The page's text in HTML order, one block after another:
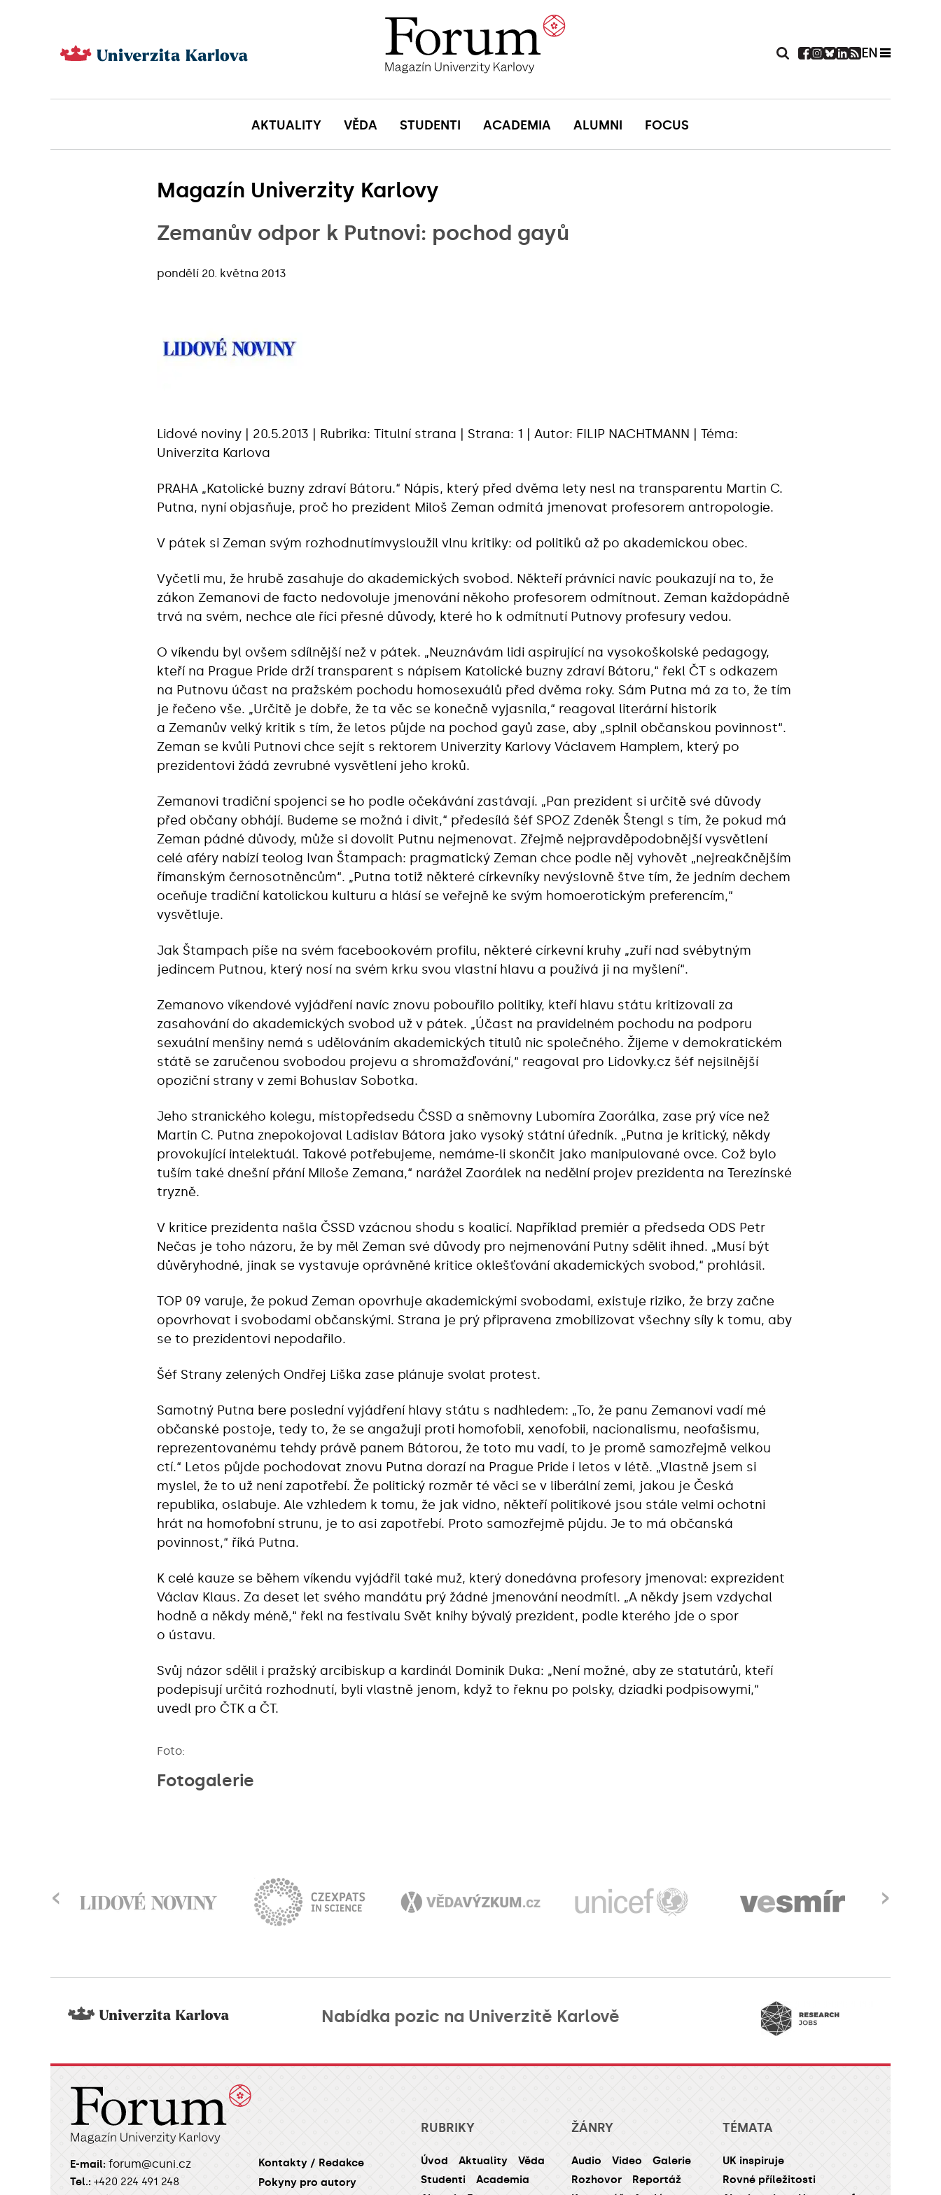
EN
AKTUALITY VĚDA STUDENTI ACADEMIA ALUMNI FOCUS
Magazín Univerzity Karlovy
Zemanův odpor k Putnovi: pochod gayů
pondělí 20. května 2013
Lidové noviny | 20.5.2013 | Rubrika: Titulní strana | Strana: 1 | Autor: FILIP NACHTMANN | Téma:
Univerzita Karlova
PRAHA „Katolické buzny zdraví Bátoru.“ Nápis, který před dvěma lety nesl na transparentu Martin C.
Putna, nyní objasňuje, proč ho prezident Miloš Zeman odmítá jmenovat profesorem antropologie.
V pátek si Zeman svým rozhodnutímvysloužil vlnu kritiky: od politiků až po akademickou obec.
Vyčetli mu, že hrubě zasahuje do akademických svobod. Někteří právníci navíc poukazují na to, že
zákon Zemanovi de facto nedovoluje jmenování někoho profesorem odmítnout. Zeman každopádně
trvá na svém, nechce ale říci přesné důvody, které ho k odmítnutí Putnovy profesury vedou.
O víkendu byl ovšem sdílnější než v pátek. „Neuznávám lidi aspirující na vysokoškolské pedagogy,
kteří na Prague Pride drží transparent s nápisem Katolické buzny zdraví Bátoru,“ řekl ČT s odkazem
na Putnovu účast na pražském pochodu homosexuálů před dvěma roky. Sám Putna má za to, že tím
je řečeno vše. „Určitě je dobře, že ta věc se konečně vyjasnila,“ reagoval literární historik
a Zemanův velký kritik s tím, že letos půjde na pochod gayů zase, aby „splnil občanskou povinnost“.
Zeman se kvůli Putnovi chce sejít s rektorem Univerzity Karlovy Václavem Hamplem, který po
prezidentovi žádá zevrubné vysvětlení jeho kroků.
Zemanovi tradiční spojenci se ho podle očekávání zastávají. „Pan prezident si určitě své důvody
před občany obhájí. Budeme se možná i divit,“ předesílá šéf SPOZ Zdeněk Štengl s tím, že pokud má
Zeman pádné důvody, může si dovolit Putnu nejmenovat. Zřejmě nejpravděpodobnější vysvětlení
celé aféry nabízí teolog Ivan Štampach: pragmatický Zeman chce podle něj vyhovět „nejreakčnějším
římanským černosotněncům“. „Putna totiž některé církevníky nevýslovně štve tím, že jedním dechem
oceňuje tradiční katolickou kulturu a hlásí se veřejně ke svým homoerotickým preferencím,“
vysvětluje.
Jak Štampach píše na svém facebookovém profilu, některé církevní kruhy „zuří nad svébytným
jedincem Putnou, který nosí na svém krku svou vlastní hlavu a používá ji na myšlení“.
Zemanovo víkendové vyjádření navíc znovu pobouřilo politiky, kteří hlavu státu kritizovali za
zasahování do akademických svobod už v pátek. „Účast na pravidelném pochodu na podporu
sexuální menšiny nemá s udělováním akademických titulů nic společného. Žijeme v demokratickém
státě se zaručenou svobodou projevu a shromažďování,“ reagoval pro Lidovky.cz šéf nejsilnější
opoziční strany v zemi Bohuslav Sobotka.
Jeho stranického kolegu, místopředsedu ČSSD a sněmovny Lubomíra Zaorálka, zase prý více než
Martin C. Putna znepokojoval Ladislav Bátora jako vysoký státní úředník. „Putna je kritický, někdy
provokující intelektuál. Takové potřebujeme, nemáme-li skončit jako manipulované ovce. Což bylo
tuším také dnešní přání Miloše Zemana,“ narážel Zaorálek na nedělní projev prezidenta na Terezínské
tryzně.
V kritice prezidenta našla ČSSD vzácnou shodu s koalicí. Například premiér a předseda ODS Petr
Nečas je toho názoru, že by měl Zeman své důvody pro nejmenování Putny sdělit ihned. „Musí být
důvěryhodné, jinak se vystavuje oprávněné kritice oklešťování akademických svobod,“ prohlásil.
TOP 09 varuje, že pokud Zeman opovrhuje akademickými svobodami, existuje riziko, že brzy začne
opovrhovat i svobodami občanskými. Strana je prý připravena zmobilizovat všechny síly k tomu, aby
se to prezidentovi nepodařilo.
Šéf Strany zelených Ondřej Liška zase plánuje svolat protest.
Samotný Putna bere poslední vyjádření hlavy státu s nadhledem: „To, že panu Zemanovi vadí mé
občanské postoje, tedy to, že se angažuji proti homofobii, xenofobii, nacionalismu, neofašismu,
reprezentovanému tehdy právě panem Bátorou, že toto mu vadí, to je promě samozřejmě velkou
ctí.“ Letos půjde pochodovat znovu Putna dorazí na Prague Pride i letos v létě. „Vlastně jsem si
myslel, že to už není zapotřebí. Že politický rozměr té věci se v liberální zemi, jakou je Česká
republika, oslabuje. Ale vzhledem k tomu, že jak vidno, někteří politikové jsou stále velmi ochotni
hrát na homofobní strunu, je to asi zapotřebí. Proto samozřejmě půjdu. Je to má občanská
povinnost,“ říká Putna.
K celé kauze se během víkendu vyjádřil také muž, který donedávna profesory jmenoval: exprezident
Václav Klaus. Za deset let svého mandátu prý žádné jmenování neodmítl. „A někdy jsem vzdychal
hodně a někdy méně,“ řekl na festivalu Svět knihy bývalý prezident, podle kterého jde o spor
o ústavu.
Svůj názor sdělil i pražský arcibiskup a kardinál Dominik Duka: „Není možné, aby ze statutárů, kteří
podepisují určitá rozhodnutí, byli vlastně jenom, když to řeknu po polsky, dziadki podpisowymi,“
uvedl pro ČTK a ČT.
Foto:
Fotogalerie
›
‹
Nabídka pozic na Univerzitě Karlově
E-mail: forum@cuni.cz
Tel.: +420 224 491 248
Kontakty / Redakce
Pokyny pro autory
RUBRIKY
Úvod Aktuality
Věda
Studenti
Academia
ŽÁNRY
Audio Video
Galerie
Rozhovor
Reportáž
TÉMATA
UK inspiruje
Rovné příležitosti